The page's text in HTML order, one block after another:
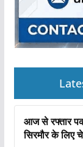
आज से रफ्तार
सिरमौर के लिए